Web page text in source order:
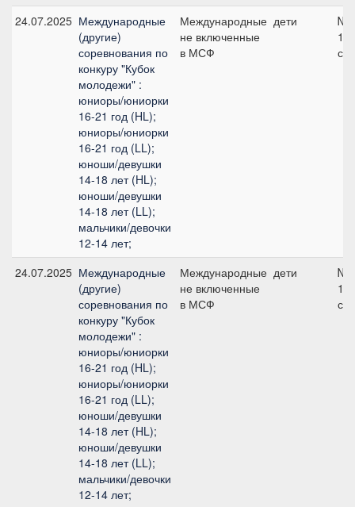
24.07.2025 Международные
(другие)
соревнования по
конкуру "Кубок
молодежи" :
юниоры/юниорки
16-21 год (HL);
юниоры/юниорки
16-21 год (LL);
юноши/девушки
14-18 лет (HL);
юноши/девушки
14-18 лет (LL);
мальчики/девочки
12-14 лет;
Международные
не включенные
в МСФ
дети
см
24.07.2025 Международные
(другие)
соревнования по
конкуру "Кубок
молодежи" :
юниоры/юниорки
16-21 год (HL);
юниоры/юниорки
16-21 год (LL);
юноши/девушки
14-18 лет (HL);
юноши/девушки
14-18 лет (LL);
мальчики/девочки
12-14 лет;
Международные
не включенные
в МСФ
дети
см